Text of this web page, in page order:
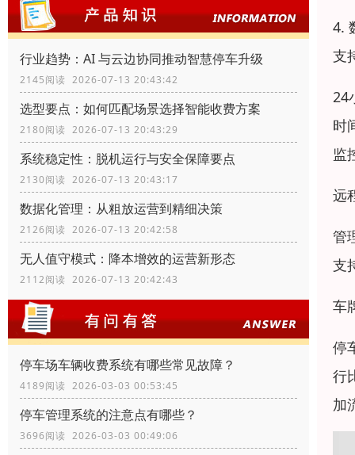
行业趋势：AI 与云边协同推动智慧停车升级
2145阅读 2026-07-13 20:43:42
选型要点：如何匹配场景选择智能收费方案
2180阅读 2026-07-13 20:43:29
系统稳定性：脱机运行与安全保障要点
2130阅读 2026-07-13 20:43:17
数据化管理：从粗放运营到精细决策
2126阅读 2026-07-13 20:42:58
无人值守模式：降本增效的运营新形态
2112阅读 2026-07-13 20:42:43
停车场车辆收费系统有哪些常见故障？
4189阅读 2026-03-03 00:53:45
停车管理系统的注意点有哪些？
3696阅读 2026-03-03 00:49:06
4.
支
24
时
监
远
管
支
车
停
行
加